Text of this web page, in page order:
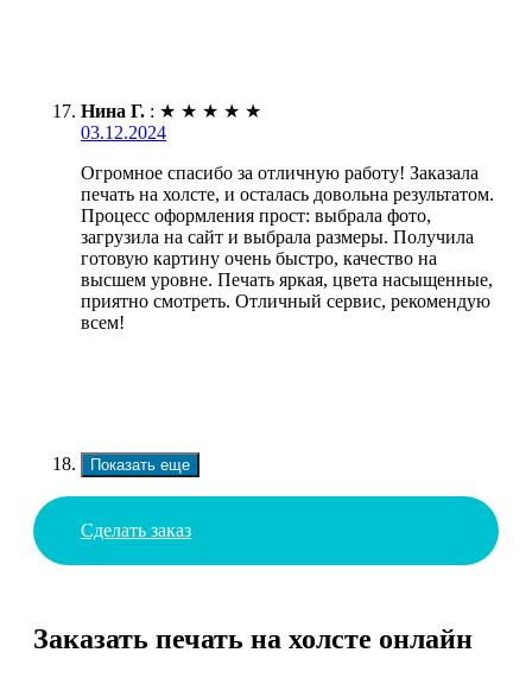
Нина Г. : ★ ★ ★ ★ ★
03.12.2024
Огромное спасибо за отличную работу! Заказала
печать на холсте, и осталась довольна результатом.
Процесс оформления прост: выбрала фото,
загрузила на сайт и выбрала размеры. Получила
готовую картину очень быстро, качество на
высшем уровне. Печать яркая, цвета насыщенные,
приятно смотреть. Отличный сервис, рекомендую
всем!
Показать еще
Сделать заказ
Заказать печать на холсте онлайн